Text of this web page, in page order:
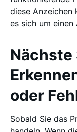
diese Anzeichen
es sich um
oder
Sobald Sie das